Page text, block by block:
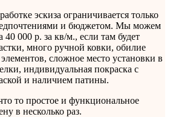
эскиза ограничивается только
и бюджетом. Мы можем
000 р. за кв/м., если там будет
много ручной ковки, обилие
сложное место установки в
индивидуальная покраска с
и наличием патины.
то простое и функциональное
в несколько раз.